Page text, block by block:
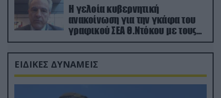
Η γελοία κυβερνητική
ανακοίνωση για την γκάφα του
γραφικού ΣΕΑ Θ.Ντόκου με τους
Ρώσους φαρσέρ
ΕΙΔΙΚΕΣ ΔΥΝΑΜΕΙΣ